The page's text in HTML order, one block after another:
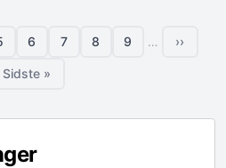
Side
6
Side
7
Side
8
Side
9 …
Næste
››
Sidste side
Sidste »